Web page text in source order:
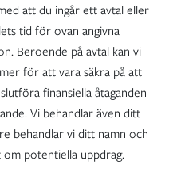
att du ingår ett avtal eller
tid för ovan angivna
Beroende på avtal kan vi
för att vara säkra på att
finansiella åtaganden
Vi behandlar även ditt
behandlar vi ditt namn och
potentiella uppdrag.